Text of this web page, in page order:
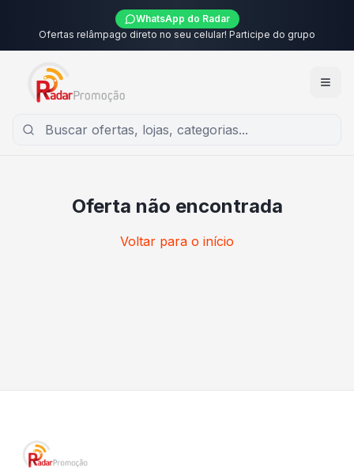
WhatsApp do Radar
Ofertas relâmpago direto no seu celular! Participe do grupo
Oferta não encontrada
Voltar para o início